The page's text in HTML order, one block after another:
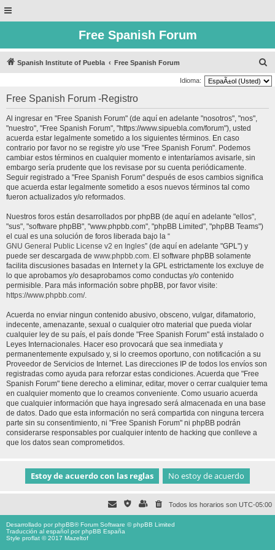
Free Spanish Forum
Spanish Institute of Puebla Free Spanish Forum
u
Idioma:
Free Spanish Forum -Registro
Al ingresar en "Free Spanish Forum" (de aquí en adelante "nosotros", "nos",
"nuestro", "Free Spanish Forum", "https://www.sipuebla.com/forum"), usted
acuerda estar legalmente sometido a los siguientes términos. En caso
contrario por favor no se registre y/o use "Free Spanish Forum". Podemos
cambiar estos términos en cualquier momento e intentaríamos avisarle, sin
embargo sería prudente que los revisase por su cuenta periódicamente.
Seguir registrado a "Free Spanish Forum" después de esos cambios significa
que acuerda estar legalmente sometido a esos nuevos términos tal como
fueron actualizados y/o reformados.
Nuestros foros están desarrollados por phpBB (de aquí en adelante "ellos",
"sus", "software phpBB", "www.phpbb.com", "phpBB Limited", "phpBB Teams")
el cual es una solución de foros liberada bajo la “
GNU General Public License v2 en Ingles” (de aquí en adelante "GPL") y
puede ser descargada de www.phpbb.com. El software phpBB solamente
facilita discusiones basadas en Internet y la GPL estrictamente los excluye de
lo que aprobamos y/o desaprobamos como conductas y/o contenido
permisible. Para más información sobre phpBB, por favor visite:
https://www.phpbb.com/.
Acuerda no enviar ningun contenido abusivo, obsceno, vulgar, difamatorio,
indecente, amenazante, sexual o cualquier otro material que pueda violar
cualquier ley de su país, el país donde "Free Spanish Forum" está instalado o
Leyes Internacionales. Hacer eso provocará que sea inmediata y
permanentemente expulsado y, si lo creemos oportuno, con notificación a su
Proveedor de Servicios de Internet. Las direcciones IP de todos los envíos son
registradas como ayuda para reforzar estas condiciones. Acuerda que "Free
Spanish Forum" tiene derecho a eliminar, editar, mover o cerrar cualquier tema
en cualquier momento que lo creamos conveniente. Como usuario acuerda
que cualquier información que haya ingresado será almacenada en una base
de datos. Dado que esta información no será compartida con ninguna tercera
parte sin su consentimiento, ni "Free Spanish Forum" ni phpBB podrán
considerarse responsables por cualquier intento de hacking que conlleve a
que los datos sean comprometidos.
Todos los horarios son UTC-05:00
Desarrollado porphpBB® Forum Software © phpBB Limited
Traducción al español porphpBB España
Style proflat © 2017 Mazeltof